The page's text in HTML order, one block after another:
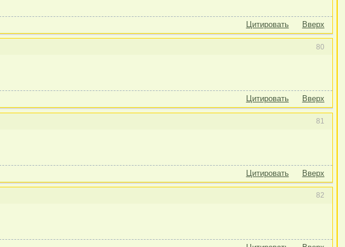
Цитировать Вверх
80
Цитировать Вверх
81
Цитировать Вверх
82